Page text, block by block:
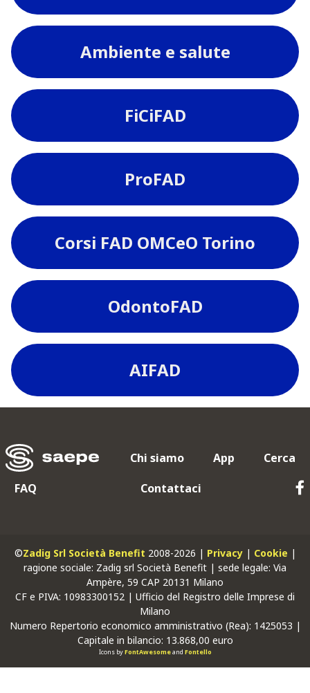
Ambiente e salute
FiCiFAD
ProFAD
Corsi FAD OMCeO Torino
OdontoFAD
AIFAD
Chi siamo App
Cerca
FAQ
Contattaci
©Zadig Srl Società Benefit 2008-2026 | Privacy| Cookie |
ragione sociale: Zadig srl Società Benefit | sede legale: Via
Ampère, 59 CAP 20131 Milano
CF e PIVA: 10983300152 | Ufficio del Registro delle Imprese di
Milano
Numero Repertorio economico amministrativo (Rea): 1425053 |
Capitale in bilancio: 13.868,00 euro
Icons byFontAwesomeand Fontello